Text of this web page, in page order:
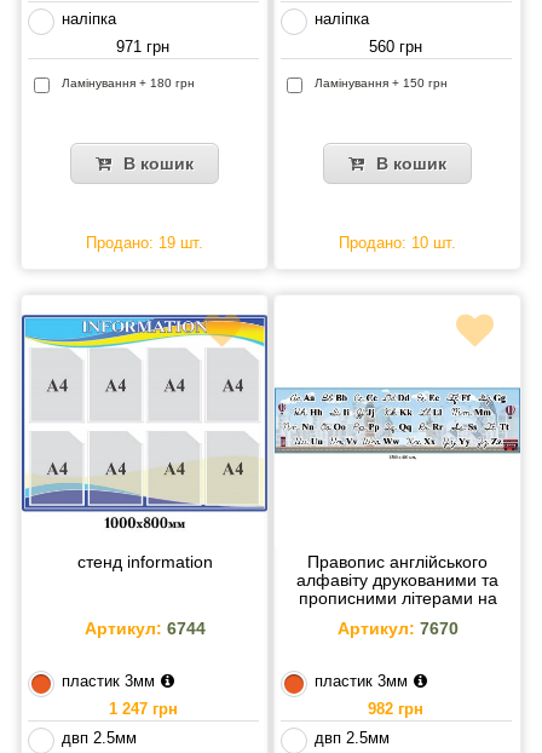
наліпка
971 грн
Ламінування + 180 грн
В кошик
Продано: 19 шт.
наліпка
560 грн
Ламінування + 150 грн
В кошик
Продано: 10 шт.
стенд information
Артикул: 6744
пластик 3мм
1 247 грн
двп 2.5мм
Правопис англійського
алфавіту друкованими та
прописними літерами на
Артикул: 7670
пластик 3мм
982 грн
двп 2.5мм